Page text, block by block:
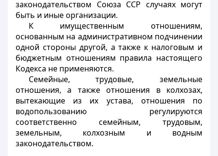
законодательством Союза ССР случаях могут
быть и иные организации.
К имущественным отношениям,
основанным на административном подчинении
одной стороны другой, а также к налоговым и
бюджетным отношениям правила настоящего
Кодекса не применяются.
Семейные, трудовые, земельные
отношения, а также отношения в колхозах,
вытекающие из их устава, отношения по
водопользованию регулируются
соответственно семейным, трудовым,
земельным, колхозным и водным
законодательством.